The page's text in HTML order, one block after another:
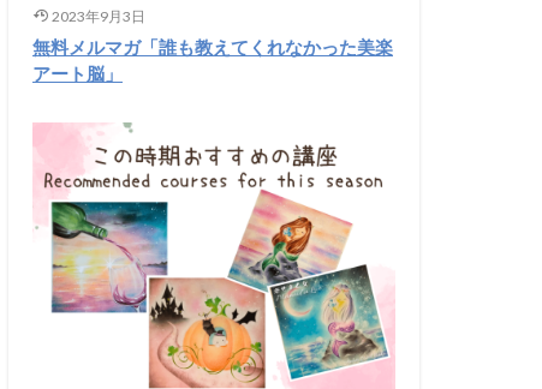
2023年9月3日
無料メルマガ「誰も教えてくれなかった美楽
アート脳」